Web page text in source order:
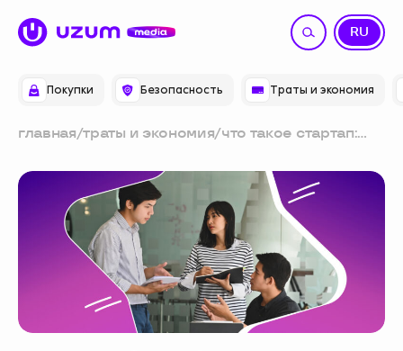
Покупки Безопасность Траты и экономия
RU
UZ
главная/траты и экономия/что такое стартап:
словами, типы,
примеры